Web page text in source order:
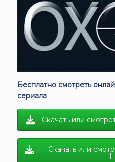
Бесплатно смотреть
сериала
Скачать или
Скачать или